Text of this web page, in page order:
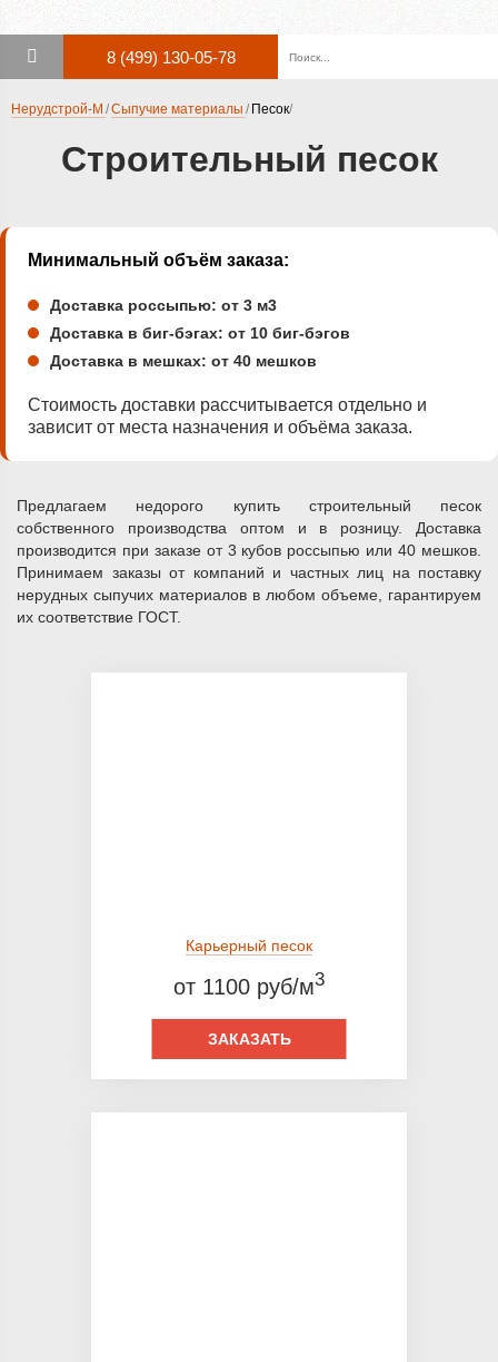
8 (499) 130-05-78
Нерудстрой-М Сыпучие материалы Песок
Строительный песок
Минимальный объём заказа:
Доставка россыпью: от 3 м3
Доставка в биг-бэгах: от 10 биг-бэгов
Доставка в мешках: от 40 мешков
Стоимость доставки рассчитывается отдельно и
зависит от места назначения и объёма заказа.
Предлагаем недорого купить строительный песок
собственного производства оптом и в розницу. Доставка
производится при заказе от 3 кубов россыпью или 40 мешков.
Принимаем заказы от компаний и частных лиц на поставку
нерудных сыпучих материалов в любом объеме, гарантируем
их соответствие ГОСТ.
Карьерный песок
от 1100 руб/м3
ЗАКАЗАТЬ